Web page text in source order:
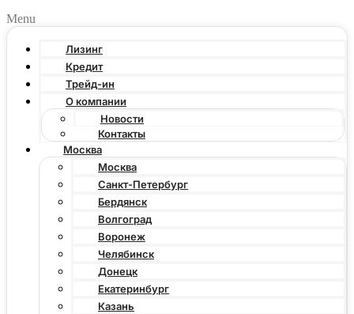
Menu
Лизинг
Кредит
Трейд-ин
О компании
Новости
Контакты
Москва
Москва
Санкт-Петербург
Бердянск
Волгоград
Воронеж
Челябинск
Донецк
Екатеринбург
Казань